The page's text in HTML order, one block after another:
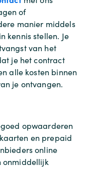
of
manier middels
kennis stellen. Je
van het
je het contract
alle kosten binnen
je ontvangen.
opwaarderen
en prepaid
online
onmiddellijk